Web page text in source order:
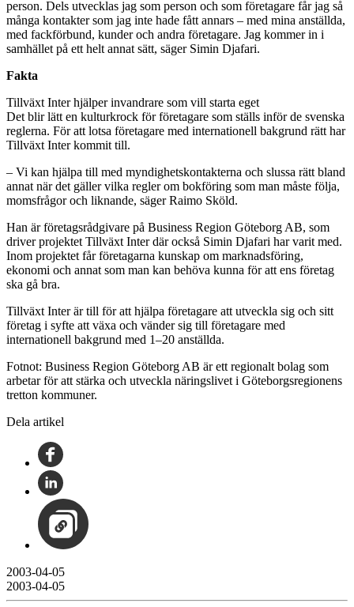
person. Dels utvecklas jag som person och som företagare får jag så
många kontakter som jag inte hade fått annars – med mina anställda,
med fackförbund, kunder och andra företagare. Jag kommer in i
samhället på ett helt annat sätt, säger Simin Djafari.
Fakta
Tillväxt Inter hjälper invandrare som vill starta eget
Det blir lätt en kulturkrock för företagare som ställs inför de svenska
reglerna. För att lotsa företagare med internationell bakgrund rätt har
Tillväxt Inter kommit till.
– Vi kan hjälpa till med myndighetskontakterna och slussa rätt bland
annat när det gäller vilka regler om bokföring som man måste följa,
momsfrågor och liknande, säger Raimo Sköld.
Han är företagsrådgivare på Business Region Göteborg AB, som
driver projektet Tillväxt Inter där också Simin Djafari har varit med.
Inom projektet får företagarna kunskap om marknadsföring,
ekonomi och annat som man kan behöva kunna för att ens företag
ska gå bra.
Tillväxt Inter är till för att hjälpa företagare att utveckla sig och sitt
företag i syfte att växa och vänder sig till företagare med
internationell bakgrund med 1–20 anställda.
Fotnot: Business Region Göteborg AB är ett regionalt bolag som
arbetar för att stärka och utveckla näringslivet i Göteborgsregionens
tretton kommuner.
Dela artikel
2003-04-05
2003-04-05